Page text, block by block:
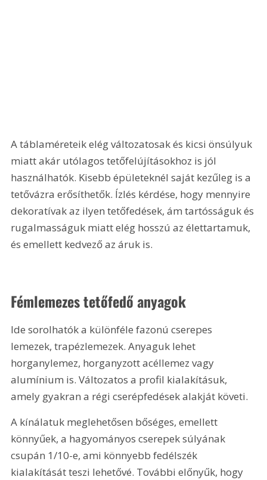
A táblaméreteik elég változatosak és kicsi önsúlyuk
miatt akár utólagos tetőfelújításokhoz is jól
használhatók. Kisebb épületeknél saját kezűleg is a
tetővázra erősíthetők. Ízlés kérdése, hogy mennyire
dekoratívak az ilyen tetőfedések, ám tartósságuk és
rugalmasságuk miatt elég hosszú az élettartamuk,
és emellett kedvező az áruk is.
Fémlemezes tetőfedő anyagok
Ide sorolhatók a különféle fazonú cserepes
lemezek, trapézlemezek. Anyaguk lehet
horganylemez, horganyzott acéllemez vagy
alumínium is. Változatos a profil kialakításuk,
amely gyakran a régi cserépfedések alakját követi.
A kínálatuk meglehetősen bőséges, emellett
könnyűek, a hagyományos cserepek súlyának
csupán 1/10-e, ami könnyebb fedélszék
kialakítását teszi lehetővé. További előnyűk, hogy